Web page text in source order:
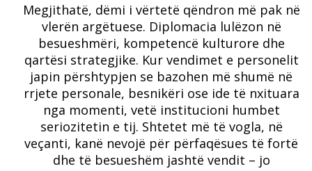
Megjithatë, dëmi i vërtetë qëndron më pak në
vlerën argëtuese. Diplomacia lulëzon në
besueshmëri, kompetencë kulturore dhe
qartësi strategjike. Kur vendimet e personelit
japin përshtypjen se bazohen më shumë në
rrjete personale, besnikëri ose ide të nxituara
nga momenti, vetë institucioni humbet
seriozitetin e tij. Shtetet më të vogla, në
veçanti, kanë nevojë për përfaqësues të fortë
dhe të besueshëm jashtë vendit – jo